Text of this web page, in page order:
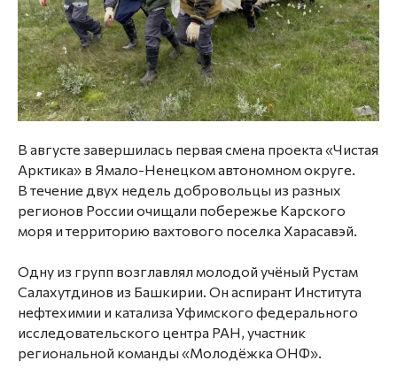
В августе завершилась первая смена проекта «Чистая
Арктика» в Ямало-Ненецком автономном округе.
В течение двух недель добровольцы из разных
регионов России очищали побережье Карского
моря и территорию вахтового поселка Харасавэй.
Одну из групп возглавлял молодой учёный Рустам
Салахутдинов из Башкирии. Он аспирант Института
нефтехимии и катализа Уфимского федерального
исследовательского центра РАН, участник
региональной команды «Молодёжка ОНФ».